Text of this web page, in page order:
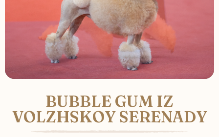
BUBBLE GUM IZ
VOLZHSKOY SERENADY